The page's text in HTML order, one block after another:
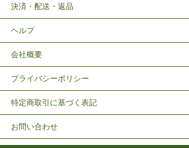
決済・配送・返品
ヘルプ
会社概要
プライバシーポリシー
特定商取引に基づく表記
お問い合わせ